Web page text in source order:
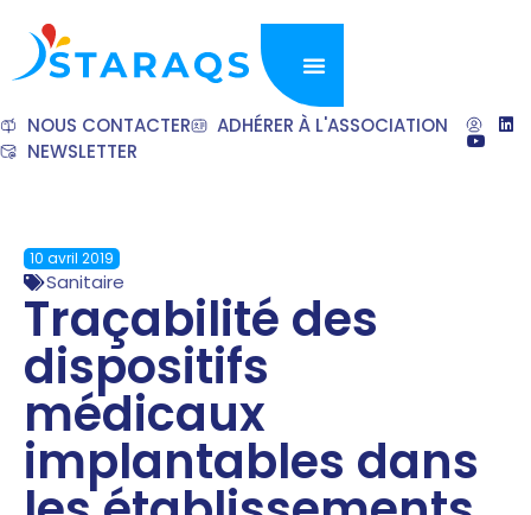
NOUS CONTACTER
ADHÉRER À L'ASSOCIATION
NEWSLETTER
10 avril 2019
Sanitaire
Traçabilité des
dispositifs
médicaux
implantables dans